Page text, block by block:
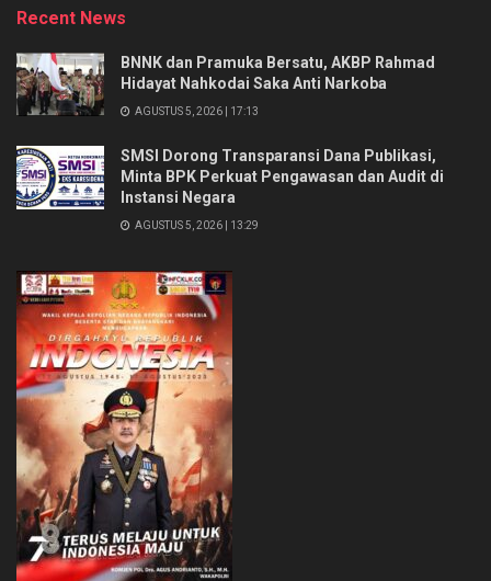
Recent News
BNNK dan Pramuka Bersatu, AKBP Rahmad
Hidayat Nahkodai Saka Anti Narkoba
AGUSTUS 5, 2026 | 17:13
SMSI Dorong Transparansi Dana Publikasi,
Minta BPK Perkuat Pengawasan dan Audit di
Instansi Negara
AGUSTUS 5, 2026 | 13:29